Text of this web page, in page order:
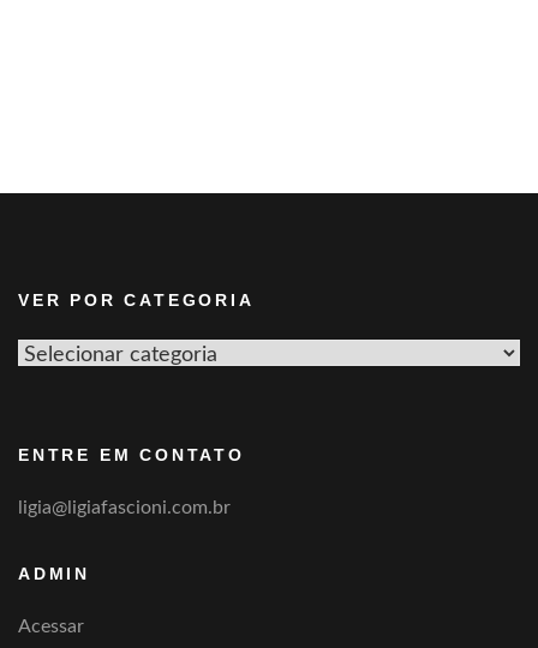
VER POR CATEGORIA
Ver
ENTRE EM CONTATO
ligia@ligiafascioni.com.br
ADMIN
Acessar